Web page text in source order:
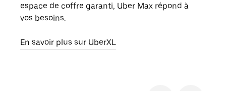
espace de coffre garanti, Uber Max répond à
vos besoins.
En savoir plus sur UberXL